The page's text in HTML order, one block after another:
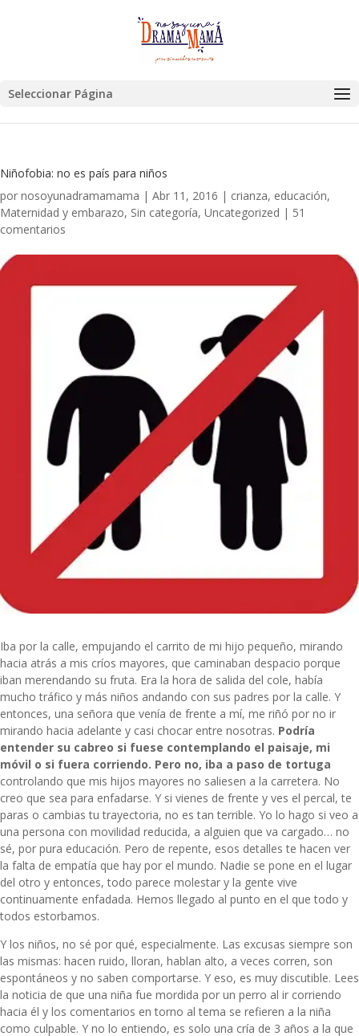
Seleccionar Página
Niñofobia: no es país para niños
por nosoyunadramamama | Abr 11, 2016 | crianza, educación,
Maternidad y embarazo, Sin categoría, Uncategorized | 51
comentarios
Iba por la calle, empujando el carrito de mi hijo pequeño, mirando
hacia atrás a mis críos mayores, que caminaban despacio porque
iban merendando su fruta. Era la hora de salida del cole, había
mucho tráfico y más niños andando con sus padres por la calle. Y
entonces, una señora que venía de frente a mí, me riñó por no ir
mirando hacia adelante y casi chocar entre nosotras. Podría
entender su cabreo si fuese contemplando el paisaje, mi
móvil o si fuera corriendo. Pero no, iba a paso de tortuga
controlando que mis hijos mayores no saliesen a la carretera. No
creo que sea para enfadarse. Y si vienes de frente y ves el percal, te
paras o cambias tu trayectoria, no es tan terrible. Yo lo hago si veo a
una persona con movilidad reducida, a alguien que va cargado… no
sé, por pura educación. Pero de repente, esos detalles te hacen ver
la falta de empatía que hay por el mundo. Nadie se pone en el lugar
del otro y entonces, todo parece molestar y la gente vive
continuamente enfadada. Hemos llegado al punto en el que todo y
todos estorbamos.
Y los niños, no sé por qué, especialmente. Las excusas siempre son
las mismas: hacen ruido, lloran, hablan alto, a veces corren, son
espontáneos y no saben comportarse. Y eso, es muy discutible. Lees
la noticia de que una niña fue mordida por un perro al ir corriendo
hacia él y los comentarios en torno al tema se refieren a la niña
como culpable. Y no lo entiendo, es solo una cría de 3 años a la que